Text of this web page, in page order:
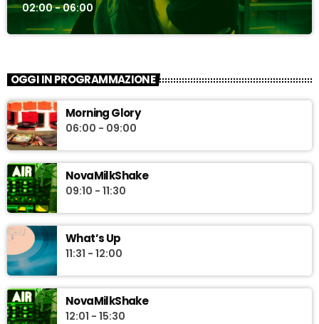
02:00 - 06:00
OGGI IN PROGRAMMAZIONE
Morning Glory
06:00 - 09:00
NovaMilkShake
09:10 - 11:30
What’s Up
11:31 - 12:00
NovaMilkShake
12:01 - 15:30